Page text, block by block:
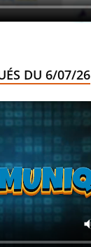
DU 6/07/26